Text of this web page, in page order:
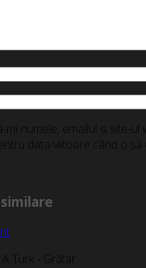
mi numele, emailul și site-ul
data viitoare când o să
Turk - Grătar